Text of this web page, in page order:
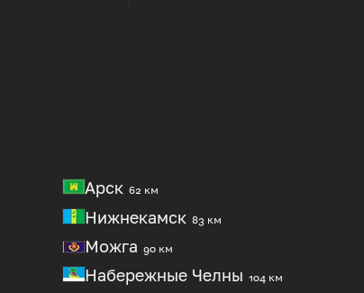
Арск 62 км
Нижнекамск 83 км
Можга 90 км
Набережные Челны 104 км